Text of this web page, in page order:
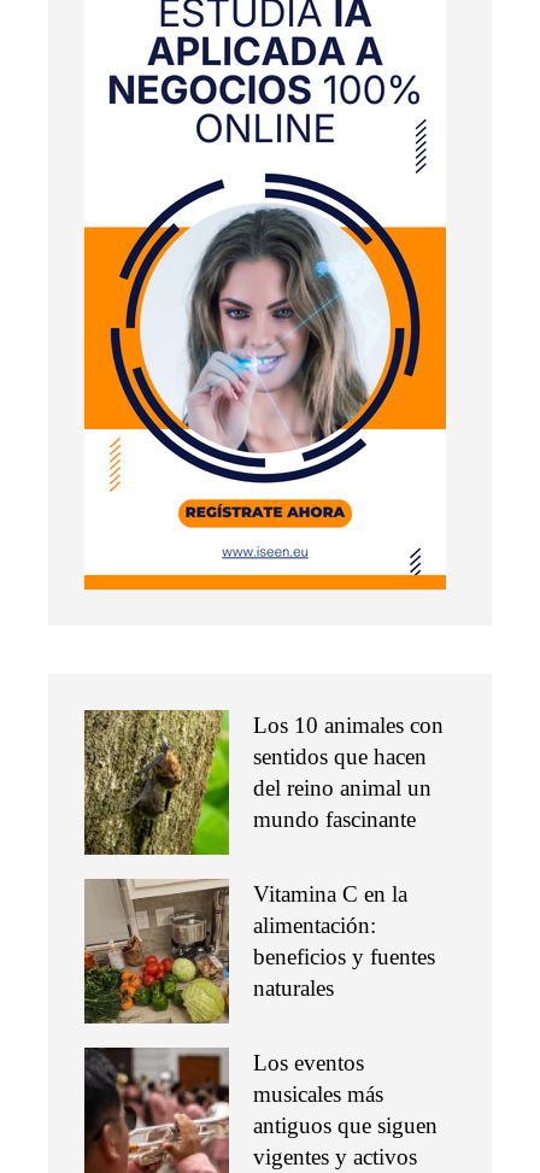
Los 10 animales con
sentidos que hacen
del reino animal un
mundo fascinante
Vitamina C en la
alimentación:
beneficios y fuentes
naturales
Los eventos
musicales más
antiguos que siguen
vigentes y activos